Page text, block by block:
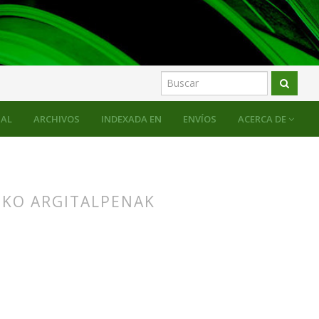
ARCHIVOS INDEXADA EN ENVÍOS ACERCA DE
ARGITALPENAK